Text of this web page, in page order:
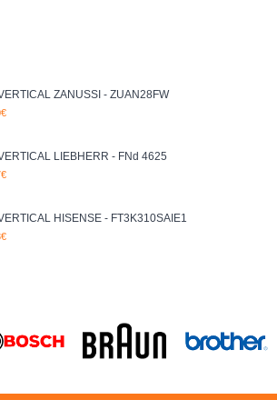
cm
ZANUSSI - ZUAN28FW
LIEBHERR - FNd 4625
HISENSE - FT3K310SAIE1